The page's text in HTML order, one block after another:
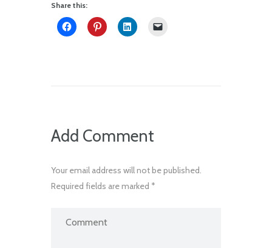
Share this:
Add Comment
Your email address will not be published.
Required fields are marked *